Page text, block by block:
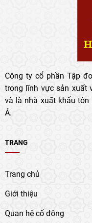
Công ty cổ phần Tập
trong lĩnh vực sản xuất
và là nhà xuất khẩu
Á.
TRANG
Trang chủ
Giới thiệu
Quan hệ cổ đông